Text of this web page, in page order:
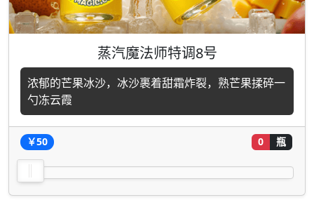
蒸汽魔法师特调8号
浓郁的芒果冰沙，冰沙裹着甜霜炸裂，熟芒果揉碎一
勺冻云霞
￥50 0 瓶